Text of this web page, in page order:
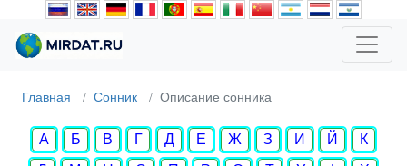
Главная Сонник Описание сонника
А Б В Г Д Е Ж З И Й
К